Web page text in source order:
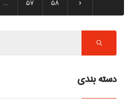
... 57 58 ›
دسته بندی